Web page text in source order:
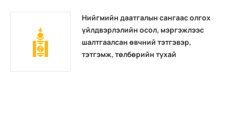
Нийгмийн даатгалын сангаас олгох
үйлдвэрлэлийн осол, мэргэжлээс
шалтгаалсан өвчний тэтгэвэр,
тэтгэмж, төлбөрийн тухай